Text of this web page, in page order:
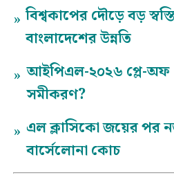
» বিশ্বকাপের দৌড়ে বড়
বাংলাদেশের উন্নতি
» আইপিএল-২০২৬ প্লে-অফ
সমীকরণ?
» এল ক্লাসিকো জয়ের পর
বার্সেলোনা কোচ